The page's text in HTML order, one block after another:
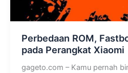
Perbedaan ROM,
pada Perangkat Xiaomi
gageto.com – Kamu pernah